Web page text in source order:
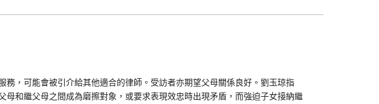
，可能會被引介給其他適合的律師。受訪者亦期望父母關係良好。劉玉琼指
和繼父母之間成為磨擦對象，或要求表現效忠時出現矛盾，而強迫子女接納繼